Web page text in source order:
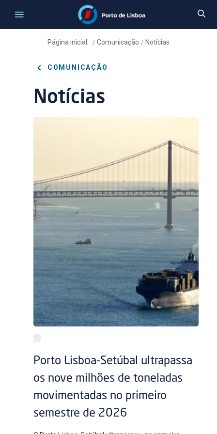
Página inicial / Comunicação / Notícias
COMUNICAÇÃO
Notícias
Porto Lisboa-Setúbal ultrapassa
os nove milhões de toneladas
movimentadas no primeiro
semestre de 2026